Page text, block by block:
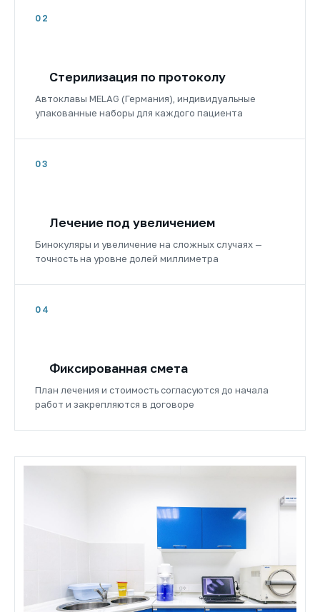
02
Стерилизация по протоколу
Автоклавы MELAG (Германия), индивидуальные
упакованные наборы для каждого пациента
03
Лечение под увеличением
Бинокуляры и увеличение на сложных случаях —
точность на уровне долей миллиметра
04
Фиксированная смета
План лечения и стоимость согласуются до начала
работ и закрепляются в договоре